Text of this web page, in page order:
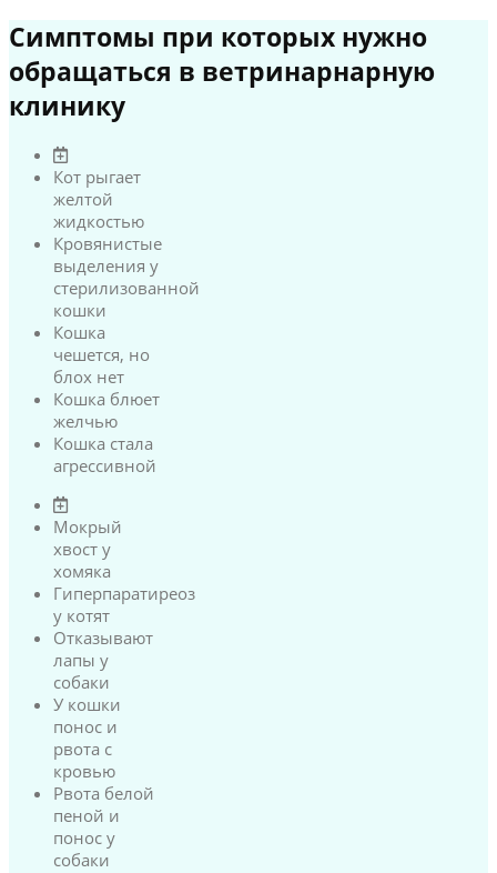
Симптомы при которых нужно
обращаться в ветринарнарную
клинику
Кот рыгает
желтой
жидкостью
Кровянистые
выделения у
стерилизованной
кошки
Кошка
чешется, но
блох нет
Кошка блюет
желчью
Кошка стала
агрессивной
Мокрый
хвост у
хомяка
Гиперпаратиреоз
у котят
Отказывают
лапы у
собаки
У кошки
понос и
рвота с
кровью
Рвота белой
пеной и
понос у
собаки